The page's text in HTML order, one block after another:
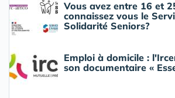
Vous avez entre 16 et
connaissez vous le
Solidarité Seniors?
Emploi à domicile :
son documentaire «